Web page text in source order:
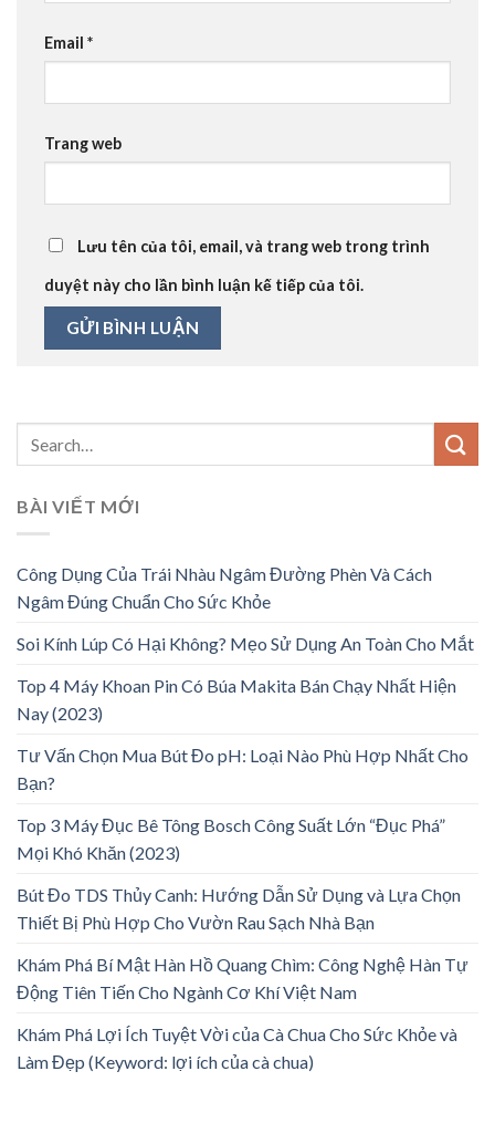
Email *
Trang web
Lưu tên của tôi, email, và trang web trong trình
duyệt này cho lần bình luận kế tiếp của tôi.
BÀI VIẾT MỚI
Công Dụng Của Trái Nhàu Ngâm Đường Phèn Và Cách
Ngâm Đúng Chuẩn Cho Sức Khỏe
Soi Kính Lúp Có Hại Không? Mẹo Sử Dụng An Toàn Cho Mắt
Top 4 Máy Khoan Pin Có Búa Makita Bán Chạy Nhất Hiện
Nay (2023)
Tư Vấn Chọn Mua Bút Đo pH: Loại Nào Phù Hợp Nhất Cho
Bạn?
Top 3 Máy Đục Bê Tông Bosch Công Suất Lớn “Đục Phá”
Mọi Khó Khăn (2023)
Bút Đo TDS Thủy Canh: Hướng Dẫn Sử Dụng và Lựa Chọn
Thiết Bị Phù Hợp Cho Vườn Rau Sạch Nhà Bạn
Khám Phá Bí Mật Hàn Hồ Quang Chìm: Công Nghệ Hàn Tự
Động Tiên Tiến Cho Ngành Cơ Khí Việt Nam
Khám Phá Lợi Ích Tuyệt Vời của Cà Chua Cho Sức Khỏe và
Làm Đẹp (Keyword: lợi ích của cà chua)